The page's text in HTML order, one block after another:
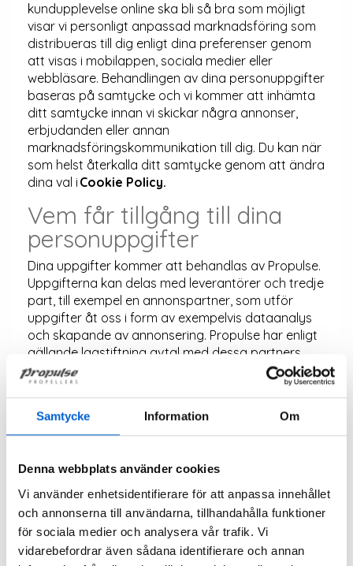
Samtycke Information Om
Denna webbplats använder cookies
Vi använder enhetsidentifierare för att anpassa innehållet
och annonserna till användarna, tillhandahålla funktioner
för sociala medier och analysera vår trafik. Vi
vidarebefordrar även sådana identifierare och annan
kundupplevelse online ska bli så bra som möjligt
visar vi personligt anpassad marknadsföring som
distribueras till dig enligt dina preferenser genom
att visas i mobilappen, sociala medier eller
webbläsare. Behandlingen av dina personuppgifter
baseras på samtycke och vi kommer att inhämta
ditt samtycke innan vi skickar några annonser,
erbjudanden eller annan
marknadsföringskommunikation till dig. Du kan när
som helst återkalla ditt samtycke genom att ändra
dina val i Cookie Policy.
Vem får tillgång till dina
personuppgifter
Dina uppgifter kommer att behandlas av Propulse.
Uppgifterna kan delas med leverantörer och tredje
part, till exempel en annonspartner, som utför
uppgifter åt oss i form av exempelvis dataanalys
och skapande av annonsering. Propulse har enligt
gällande lagstiftning avtal med dessa partners
som reglerar hanteringen av personuppgifterna.
Hur länge vi behandlar och sparar dina
längre än vad som behövs för att vi ska kunna visa
och skicka annonser, erbjudanden och annan
uppgifter upphör när du återkallat ditt samtycke
eller annars avvisat
marknadsföringskommunikation från oss. Därefter
kommer uppgifterna om dig raderas permanent.
Google analytics